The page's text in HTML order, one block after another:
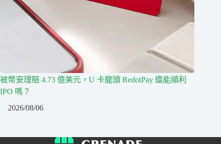
被幣安理賠 4.73 億美元，U 卡龍頭 RedotPay 還能順利
IPO 嗎？
2026/08/06